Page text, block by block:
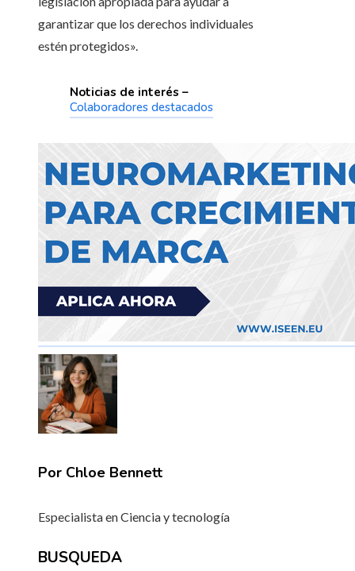
garantizar que los derechos individuales
estén protegidos».
Noticias de interés –
Colaboradores destacados
Por Chloe Bennett
Especialista en Ciencia y tecnología
BUSQUEDA